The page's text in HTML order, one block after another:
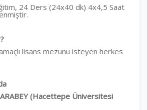
24 Ders (24x40 dk) 4x4,5 Saat
lisans mezunu isteyen herkes
(Hacettepe Üniversitesi